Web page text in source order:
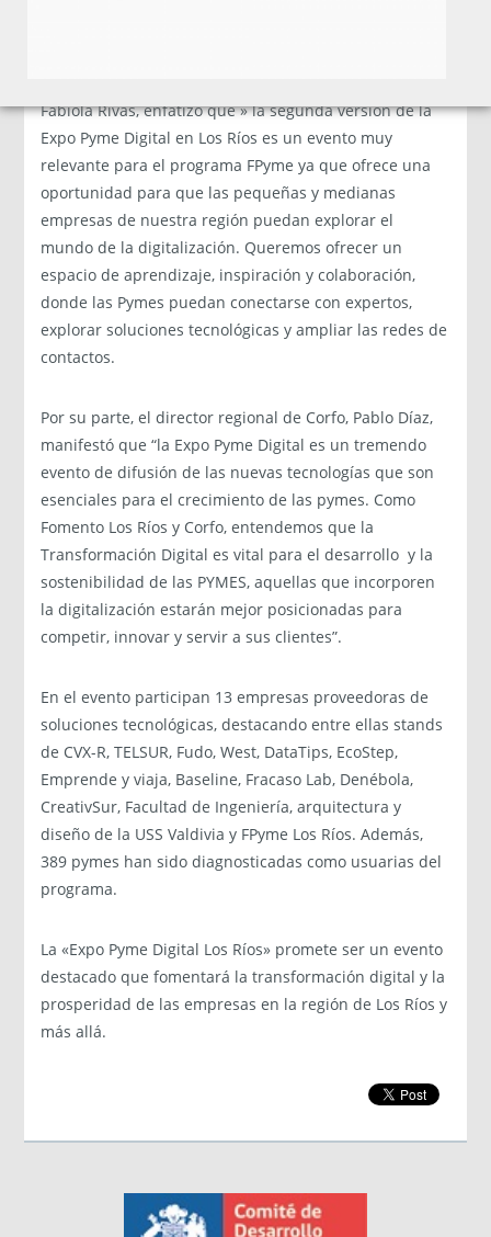
Fabiola Rivas, enfatizó que » la segunda versión de la
Expo Pyme Digital en Los Ríos es un evento muy
relevante para el programa FPyme ya que ofrece una
oportunidad para que las pequeñas y medianas
empresas de nuestra región puedan explorar el
mundo de la digitalización. Queremos ofrecer un
espacio de aprendizaje, inspiración y colaboración,
donde las Pymes puedan conectarse con expertos,
explorar soluciones tecnológicas y ampliar las redes de
contactos.
Por su parte, el director regional de Corfo, Pablo Díaz,
manifestó que “la Expo Pyme Digital es un tremendo
evento de difusión de las nuevas tecnologías que son
esenciales para el crecimiento de las pymes. Como
Fomento Los Ríos y Corfo, entendemos que la
Transformación Digital es vital para el desarrollo y la
sostenibilidad de las PYMES, aquellas que incorporen
la digitalización estarán mejor posicionadas para
competir, innovar y servir a sus clientes”.
En el evento participan 13 empresas proveedoras de
soluciones tecnológicas, destacando entre ellas stands
de CVX-R, TELSUR, Fudo, West, DataTips, EcoStep,
Emprende y viaja, Baseline, Fracaso Lab, Denébola,
CreativSur, Facultad de Ingeniería, arquitectura y
diseño de la USS Valdivia y FPyme Los Ríos. Además,
389 pymes han sido diagnosticadas como usuarias del
programa.
La «Expo Pyme Digital Los Ríos» promete ser un evento
destacado que fomentará la transformación digital y la
prosperidad de las empresas en la región de Los Ríos y
más allá.